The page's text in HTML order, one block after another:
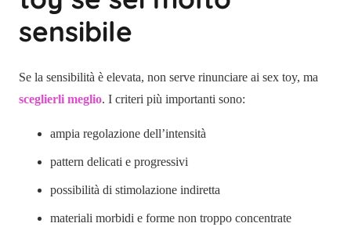
sensibile
Se la sensibilità è elevata, non serve rinunciare ai sex toy, ma
sceglierli meglio. I criteri più importanti sono:
ampia regolazione dell’intensità
pattern delicati e progressivi
possibilità di stimolazione indiretta
materiali morbidi e forme non troppo concentrate